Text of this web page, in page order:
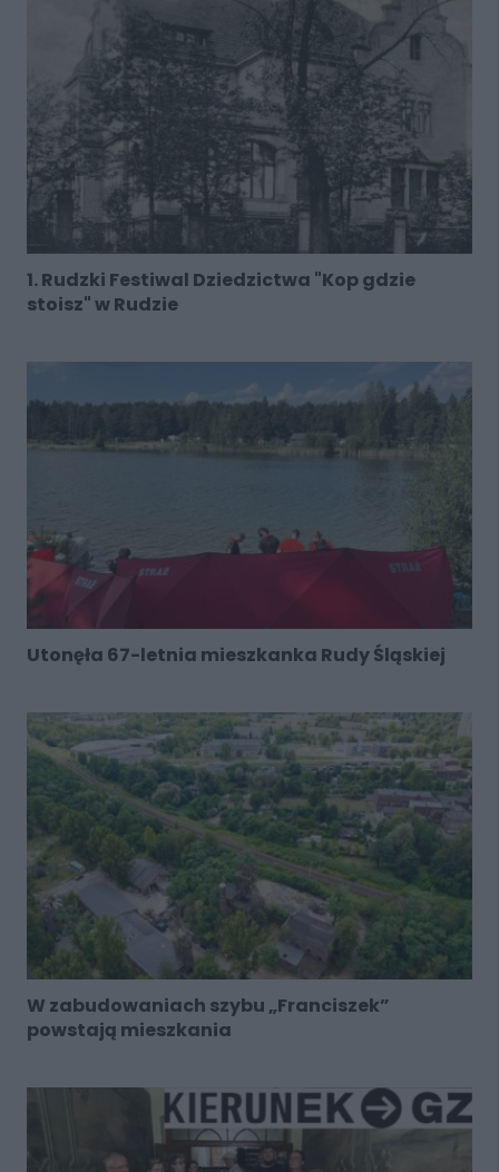
1. Rudzki Festiwal Dziedzictwa "Kop gdzie
stoisz" w Rudzie
Utonęła 67-letnia mieszkanka Rudy Śląskiej
W zabudowaniach szybu „Franciszek”
powstają mieszkania